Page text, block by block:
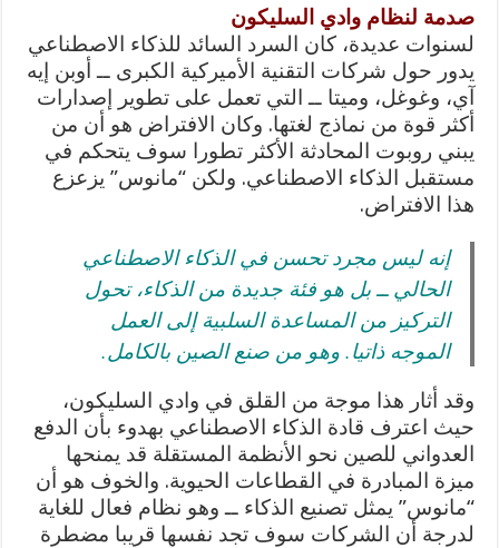
صدمة لنظام وادي السليكون
لسنوات عديدة، كان السرد السائد للذكاء الاصطناعي
يدور حول شركات التقنية الأميركية الكبرى ــ أوبن إيه
آي، وغوغل، وميتا ــ التي تعمل على تطوير إصدارات
أكثر قوة من نماذج لغتها. وكان الافتراض هو أن من
يبني روبوت المحادثة الأكثر تطورا سوف يتحكم في
مستقبل الذكاء الاصطناعي. ولكن “مانوس” يزعزع
هذا الافتراض.
إنه ليس مجرد تحسن في الذكاء الاصطناعي
الحالي ــ بل هو فئة جديدة من الذكاء، تحول
التركيز من المساعدة السلبية إلى العمل
الموجه ذاتيا. وهو من صنع الصين بالكامل.
وقد أثار هذا موجة من القلق في وادي السليكون،
حيث اعترف قادة الذكاء الاصطناعي بهدوء بأن الدفع
العدواني للصين نحو الأنظمة المستقلة قد يمنحها
ميزة المبادرة في القطاعات الحيوية. والخوف هو أن
“مانوس” يمثل تصنيع الذكاء ــ وهو نظام فعال للغاية
لدرجة أن الشركات سوف تجد نفسها قريبا مضطرة